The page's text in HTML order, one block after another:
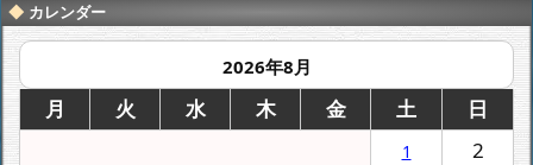
カレンダー
2026年8月
月 火 水 木 金 土 日
1
2